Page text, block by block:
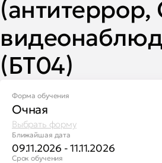
(БТ04)
Форма обучения
Очная
Выбрать форму
Ближайшая дата
09.11.2026 - 11.11.2026
Срок обучения